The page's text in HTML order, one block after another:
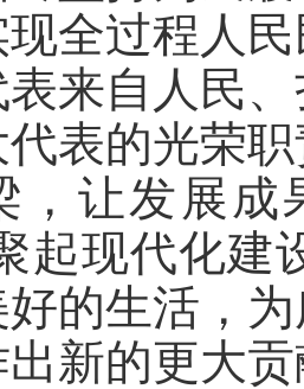
现全过程人
来自人民
表的光荣
，让发展成
起现代化
的生活，
新的更大